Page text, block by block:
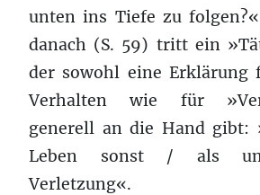
unten ins Tiefe zu
danach (S. 59) tritt ein
der sowohl eine Erklärung
Verhalten wie für
generell an die Hand gibt:
Leben sonst / als
Verletzung«.